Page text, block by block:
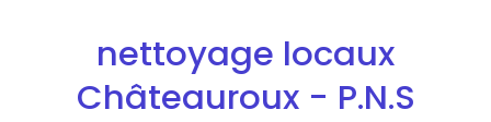
nettoyage locaux
Châteauroux - P.N.S